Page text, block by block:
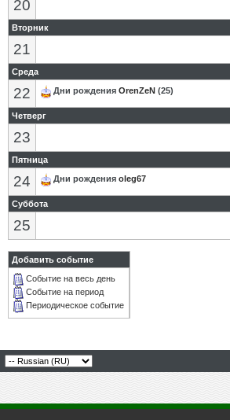
20
Вторник
21
Среда
22 Дни рождения OrenZeN (25)
Четверг
23
Пятница
24 Дни рождения oleg67
Суббота
25
Добавить событие
Событие на весь день
Событие на период
Периодическое событие